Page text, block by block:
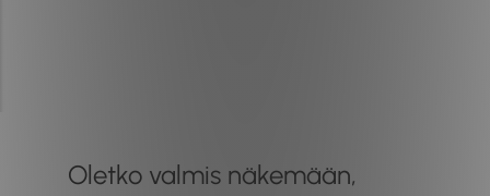
Oletko valmis näkemään,